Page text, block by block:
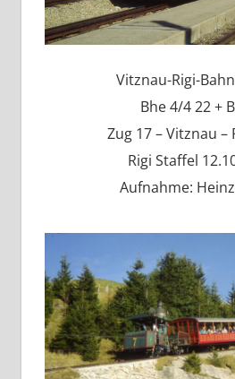
Vitznau-Rigi-Bahn
Bhe 4/4 22 +
Zug 17 – Vitznau –
Rigi Staffel
Aufnahme: